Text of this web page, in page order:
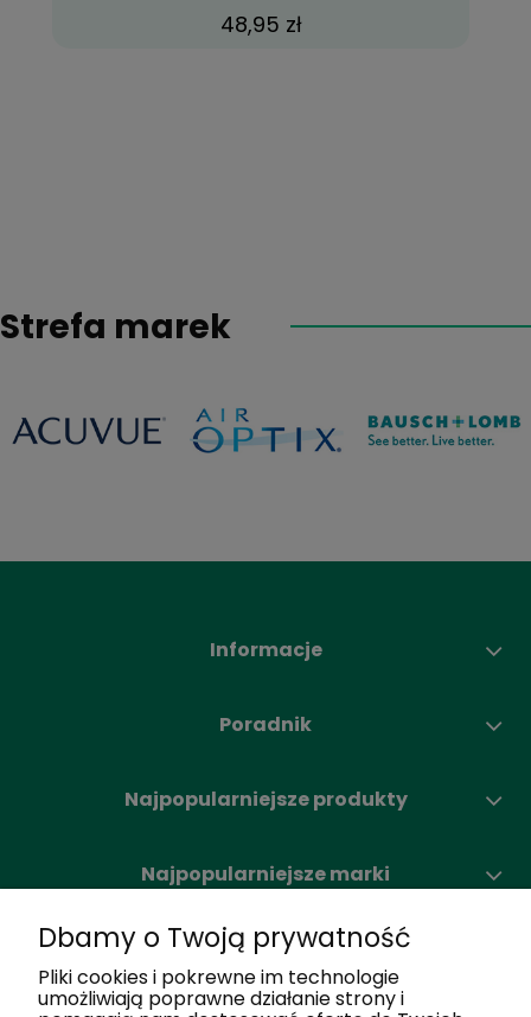
48,95 zł
Strefa marek
Informacje
Poradnik
Najpopularniejsze produkty
Najpopularniejsze marki
Moje konto
Dbamy o Twoją prywatność
Pliki cookies i pokrewne im technologie
umożliwiają poprawne działanie strony i